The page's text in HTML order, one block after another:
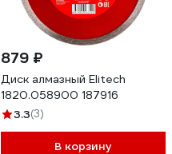
879 ₽
Диск алмазный Elitech
1820.058900 187916
3.3(3)
В корзину